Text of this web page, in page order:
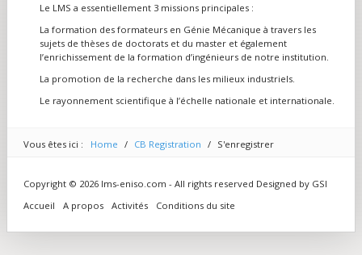
Le LMS a essentiellement 3 missions principales :
La formation des formateurs en Génie Mécanique à travers les
sujets de thèses de doctorats et du master et également
l’enrichissement de la formation d’ingénieurs de notre institution.
La promotion de la recherche dans les milieux industriels.
Le rayonnement scientifique à l’échelle nationale et internationale.
Vous êtes ici : Home / CB Registration / S'enregistrer
Copyright © 2026 lms-eniso.com - All rights reserved Designed by GSI
Accueil
A propos Activités Conditions du site